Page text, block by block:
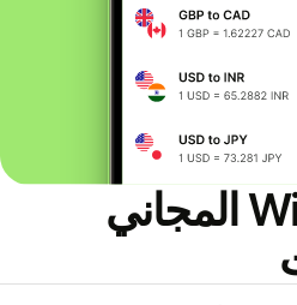
نزّل تطبيق Wise المجاني